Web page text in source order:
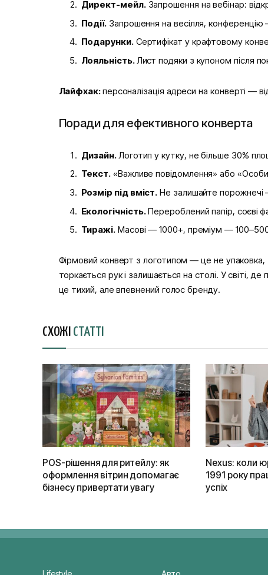
Директ-мейл.Запрошення на вебінар:
Події. Запрошення на весілля,
Подарунки.Сертифікат у крафтовому
Лояльність.Лист подяки з купоном після
Лайфхак:персоналізація адреси на конверті —
Поради для ефективного конверта
Дизайн.Логотип у кутку, не більше 30%
Текст. «Важливе повідомлення» або
Розмір під вміст. Не залишайте
Екологічність.Перероблений папір, соєві
Тиражі.Масові — 1000+, преміум —
Фірмовий конверт з логотипом — це не упаковка,
торкається рук і залишається на столі. У світі,
це тихий, але впевнений голос бренду.
СХОЖІ СТАТТІ
POS-рішення для ритейлу: як
оформлення вітрин допомагає
бізнесу привертати увагу
Nexus: коли
1991 року
успіх